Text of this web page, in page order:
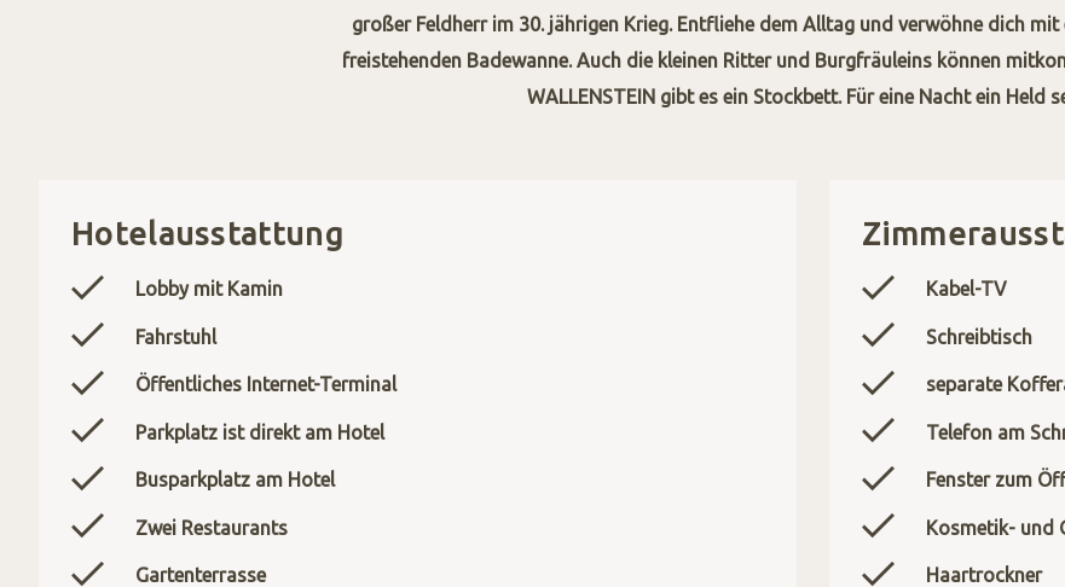
großer Feldherr im 30. jährigen Krieg. Entfliehe dem Alltag und verwöhne dich mit
freistehenden Badewanne. Auch die kleinen Ritter und Burgfräuleins können
WALLENSTEIN gibt es ein Stockbett. Für eine Nacht ein Held
Hotelausstattung
Lobby mit Kamin
Fahrstuhl
Öffentliches Internet-Terminal
Parkplatz ist direkt am Hotel
Busparkplatz am Hotel
Zwei Restaurants
Gartenterrasse
Kabel-TV
Schreibtisch
separate
Telefon am
Fenster zum
Kosmetik- und
Haartrockner